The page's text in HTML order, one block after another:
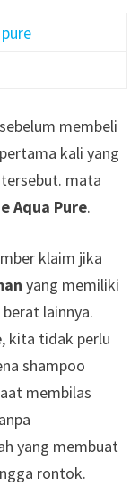
membeli
kali yang
mata
Aqua Pure.
klaim jika
yang memiliki
lainnya.
, kita tidak perlu
shampoo
membilas
yang membuat
rontok.